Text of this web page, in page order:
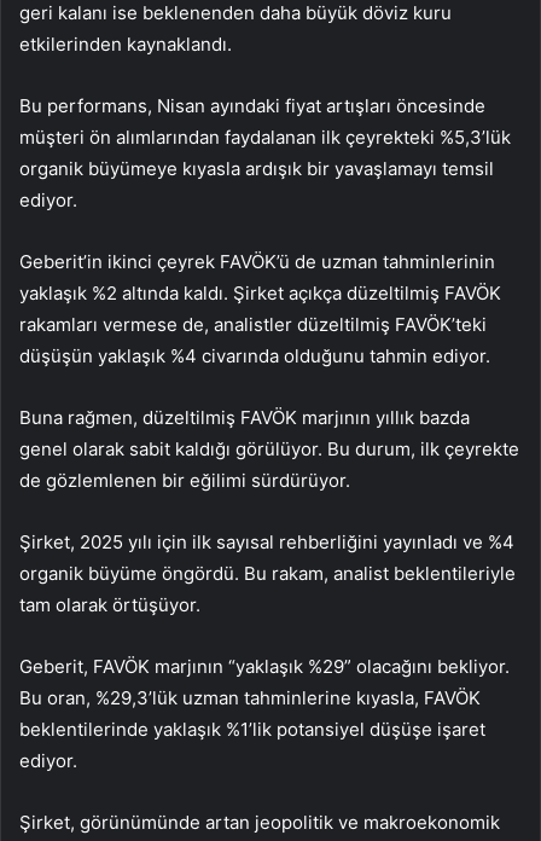
geri kalanı ise beklenenden daha büyük döviz kuru
etkilerinden kaynaklandı.
Bu performans, Nisan ayındaki fiyat artışları öncesinde
müşteri ön alımlarından faydalanan ilk çeyrekteki %5,3’lük
organik büyümeye kıyasla ardışık bir yavaşlamayı temsil
ediyor.
Geberit’in ikinci çeyrek FAVÖK’ü de uzman tahminlerinin
yaklaşık %2 altında kaldı. Şirket açıkça düzeltilmiş FAVÖK
rakamları vermese de, analistler düzeltilmiş FAVÖK’teki
düşüşün yaklaşık %4 civarında olduğunu tahmin ediyor.
Buna rağmen, düzeltilmiş FAVÖK marjının yıllık bazda
genel olarak sabit kaldığı görülüyor. Bu durum, ilk çeyrekte
de gözlemlenen bir eğilimi sürdürüyor.
Şirket, 2025 yılı için ilk sayısal rehberliğini yayınladı ve %4
organik büyüme öngördü. Bu rakam, analist beklentileriyle
tam olarak örtüşüyor.
Geberit, FAVÖK marjının “yaklaşık %29” olacağını bekliyor.
Bu oran, %29,3’lük uzman tahminlerine kıyasla, FAVÖK
beklentilerinde yaklaşık %1’lik potansiyel düşüşe işaret
ediyor.
Şirket, görünümünde artan jeopolitik ve makroekonomik